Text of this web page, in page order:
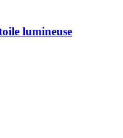
lumineuse